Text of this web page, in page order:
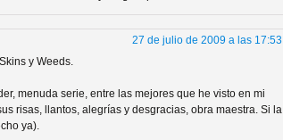
viajes en el tiempo
27 de julio de 2009 a las 17:53
y Weeds.
menuda serie, entre las mejores que he visto en mi
risas, llantos, alegrías y desgracias, obra maestra. Si la
ya).